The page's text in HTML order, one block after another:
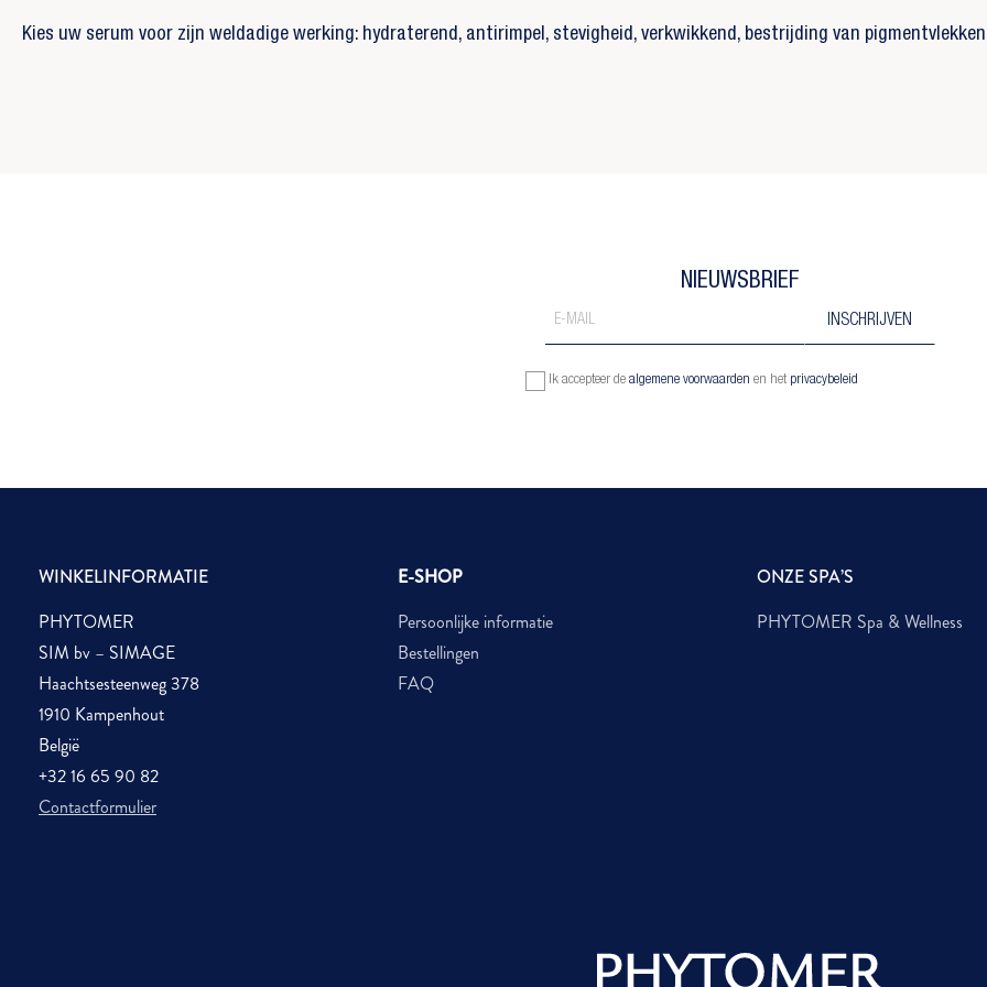
Kies uw serum voor zijn weldadige werking: hydraterend, antirimpel, stevigheid, verkwikkend, bestrijding van
NIEUWSBRIEF
Ik accepteer dealgemene voorwaarden en het privacybeleid
WINKELINFORMATIE
PHYTOMER
SIM bv – SIMAGE
Haachtsesteenweg 378
1910 Kampenhout
België
+32 16 65 90 82
Contactformulier
E-SHOP
Persoonlijke informatie
Bestellingen
FAQ
ONZE SPA’S
PHYTOMER Spa & Wellness